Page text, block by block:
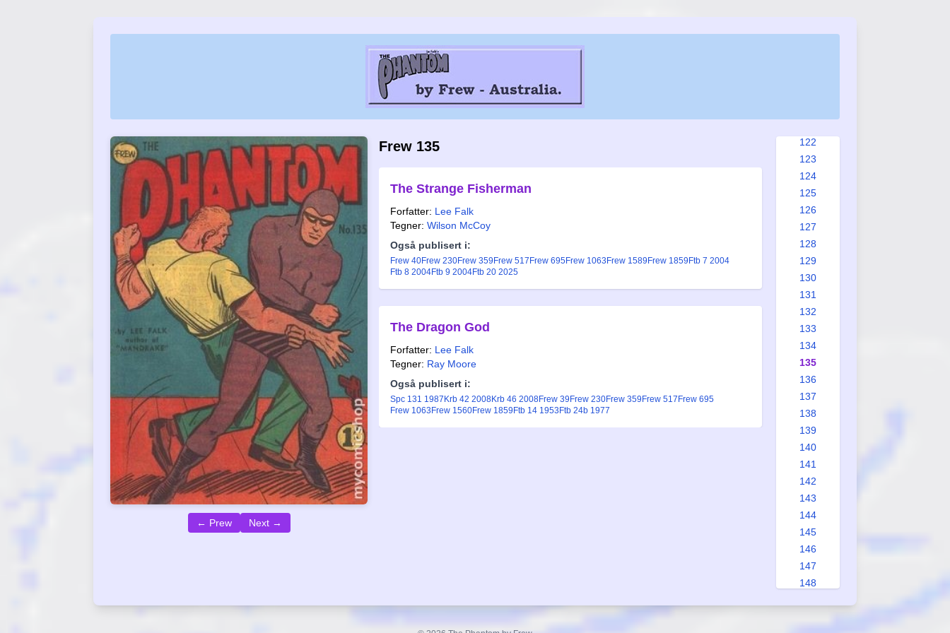
← Prew Next →
Frew 135
The Strange Fisherman
Forfatter: Lee Falk
Tegner: Wilson McCoy
Også publisert i:
Frew 40Frew 230Frew 359 Frew 517 Frew 695Frew 1063 Frew 1589 Frew 1859 Ftb 7 2004
Ftb 8 2004Ftb 9 2004Ftb 20 2025
The Dragon God
Forfatter: Lee Falk
Tegner: Ray Moore
Også publisert i:
Spc 131 1987 Krb 42 2008Krb 46 2008Frew 39 Frew 230Frew 359 Frew 517 Frew 695
Frew 1063 Frew 1560Frew 1859 Ftb 14 1953 Ftb 24b 1977
122
123
124
125
126
127
128
129
130
131
132
133
134
135
136
137
138
139
140
141
142
143
144
145
146
147
148